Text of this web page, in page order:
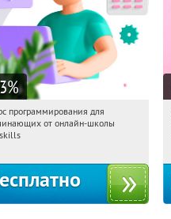
%
14:55:13 Получили:
программирования для
от онлайн-школы